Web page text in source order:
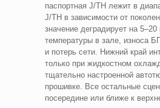
паспортная J/TH лежит в
J/TH в зависимости от
значение деградирует на 5–20
температуры в зале, износа
и потерь сети. Нижний край
только при жидкостном
тщательно настроенной
прошивке. Все остальные
посередине или ближе к